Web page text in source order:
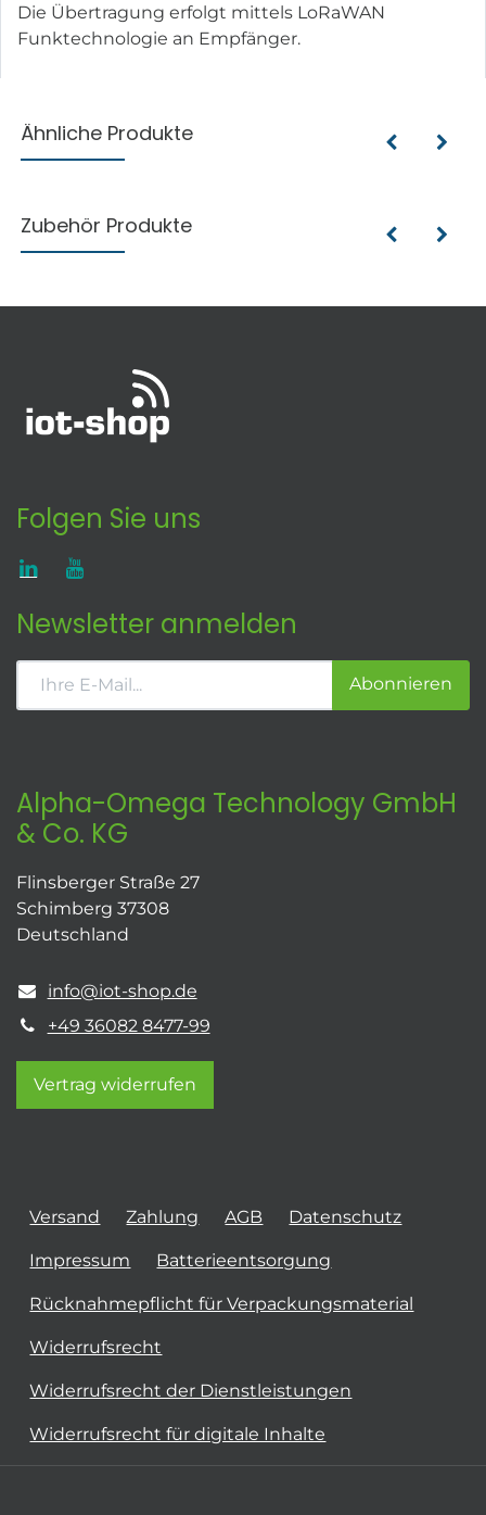
Die Übertragung erfolgt mittels LoRaWAN
Funktechnologie an Empfänger.
Ähnliche Produkte
Zubehör Produkte
Folgen Sie uns
Newsletter anmelden
Abonnieren
Alpha-Omega Technology GmbH
& Co. KG
Flinsberger Straße 27
Schimberg 37308
Deutschland
info@iot-shop.de
+49 36082 8477-99
Vertrag widerrufen
Versand Zahlung AGB Datenschutz
Impressum Batterieentsorgung
Rücknahmepflicht für Verpackungsmaterial
Widerrufsrecht
Widerrufsrecht der Dienstleistungen
Widerrufsrecht für digitale Inhalte